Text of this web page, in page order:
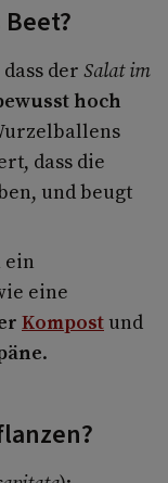
der Salat im
hoch
dass die
und beugt
ein
eine
Kompost und
.